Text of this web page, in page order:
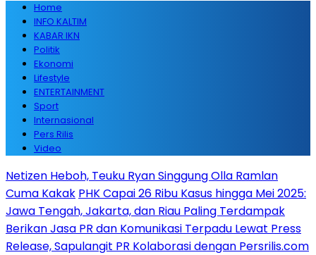
Home
INFO KALTIM
KABAR IKN
Politik
Ekonomi
Lifestyle
ENTERTAINMENT
Sport
Internasional
Pers Rilis
Video
Netizen Heboh, Teuku Ryan Singgung Olla Ramlan
Cuma Kakak PHK Capai 26 Ribu Kasus hingga Mei 2025:
Jawa Tengah, Jakarta, dan Riau Paling Terdampak
Berikan Jasa PR dan Komunikasi Terpadu Lewat Press
Release, Sapulangit PR Kolaborasi dengan Persrilis.com